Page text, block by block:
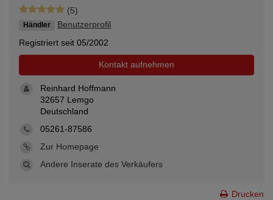
(5)
Händler
Benutzerprofil
Registriert seit 05/2002
Kontakt aufnehmen
Reinhard Hoffmann
32657 Lemgo
Deutschland
05261-87586
Zur Homepage
Andere Inserate des Verkäufers
Drucken